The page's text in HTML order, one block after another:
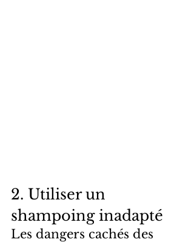
2. Utiliser un
shampoing inadapté
Les dangers cachés des